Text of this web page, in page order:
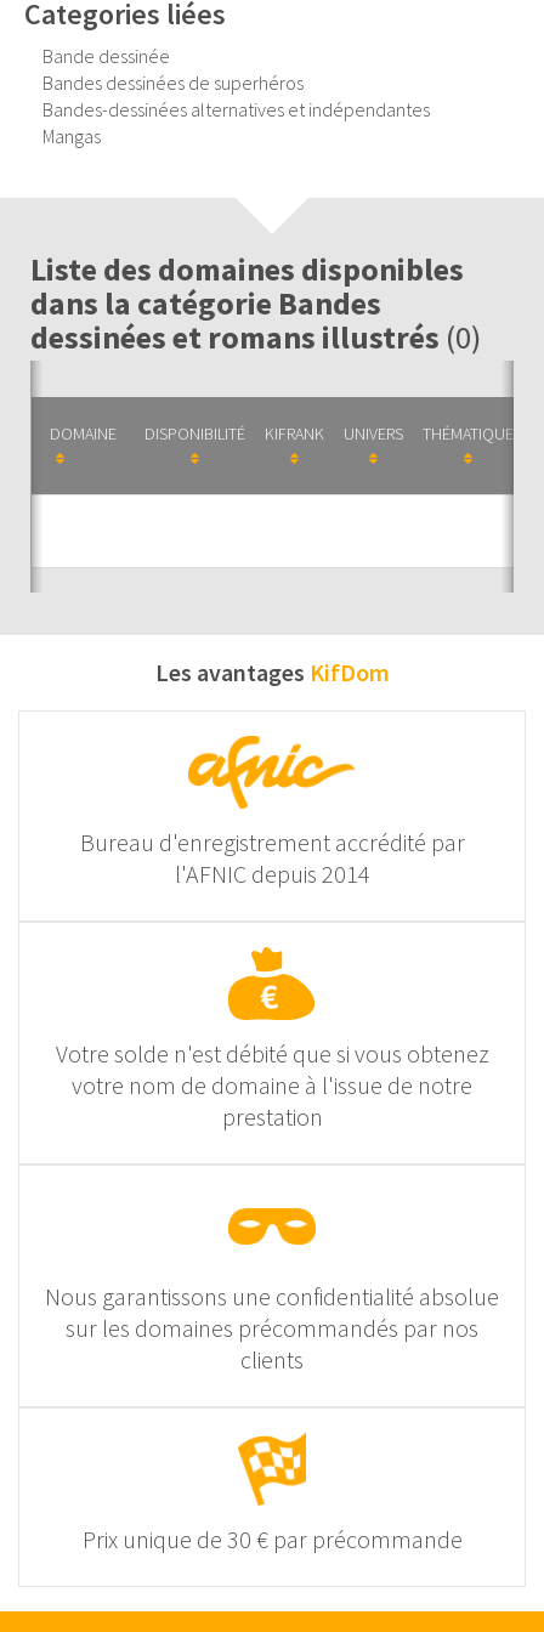
Categories liées
Bande dessinée
Bandes dessinées de superhéros
Bandes-dessinées alternatives et indépendantes
Mangas
Liste des domaines disponibles
dans la catégorie Bandes
dessinées et romans illustrés (0)
DOMAINE DISPONIBILITÉ KIFRANK UNIVERS THÉMATIQUE
Les avantages KifDom
Bureau d'enregistrement accrédité par
l'AFNIC depuis 2014
Votre solde n'est débité que si vous obtenez
votre nom de domaine à l'issue de notre
prestation
Nous garantissons une confidentialité absolue
sur les domaines précommandés par nos
clients
Prix unique de 30 € par précommande